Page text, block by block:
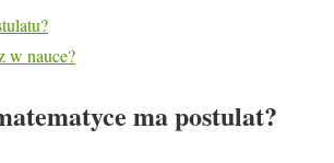
w nauce?
ma postulat?